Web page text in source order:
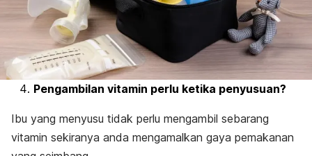
Pengambilan vitamin perlu ketika penyusuan?
Ibu yang menyusu tidak perlu mengambil sebarang
vitamin sekiranya anda mengamalkan gaya pemakanan